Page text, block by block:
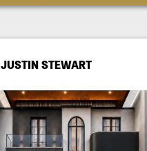
JUSTIN STEWART